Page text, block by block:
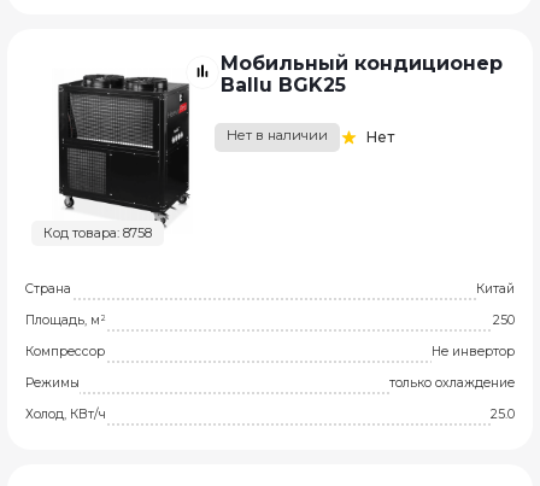
Код товара: 8758
Мобильный кондиционер
Ballu BGK25
Нет в наличии Нет
Страна
Китай
Площадь, м²
250
Компрессор
Не инвертор
Режимы
только охлаждение
Холод, КВт/ч
25.0